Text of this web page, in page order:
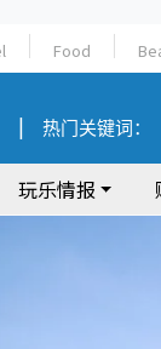
Food
热门关键词：
玩乐情报